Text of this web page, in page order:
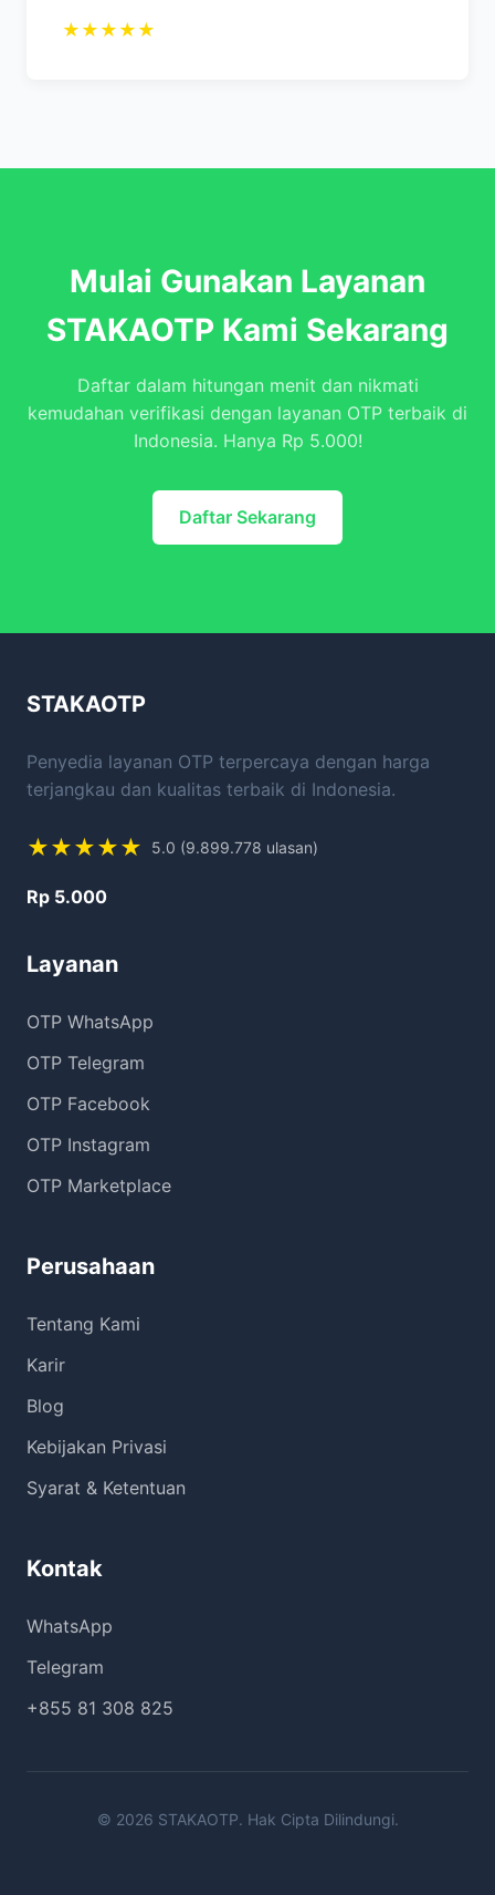
★★★★★
Mulai Gunakan Layanan
STAKAOTP Kami Sekarang
Daftar dalam hitungan menit dan nikmati
kemudahan verifikasi dengan layanan OTP terbaik di
Indonesia. Hanya Rp 5.000!
Daftar Sekarang
STAKAOTP
Penyedia layanan OTP terpercaya dengan harga
terjangkau dan kualitas terbaik di Indonesia.
★★★★★ 5.0 (9.899.778 ulasan)
Rp 5.000
Layanan
OTP WhatsApp
OTP Telegram
OTP Facebook
OTP Instagram
OTP Marketplace
Perusahaan
Tentang Kami
Karir
Blog
Kebijakan Privasi
Syarat & Ketentuan
Kontak
WhatsApp
Telegram
+855 81 308 825
© 2026 STAKAOTP. Hak Cipta Dilindungi.